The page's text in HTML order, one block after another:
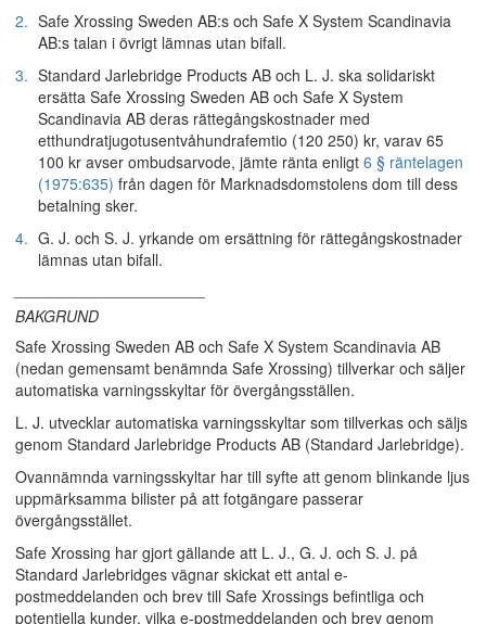
2. Safe Xrossing Sweden AB:s och Safe X System Scandinavia
AB:s talan i övrigt lämnas utan bifall.
3. Standard Jarlebridge Products AB och L. J. ska solidariskt
ersätta Safe Xrossing Sweden AB och Safe X System
Scandinavia AB deras rättegångskostnader med
etthundratjugotusentvåhundrafemtio (120 250) kr, varav 65
100 kr avser ombudsarvode, jämte ränta enligt 6 § räntelagen
(1975:635) från dagen för Marknadsdomstolens dom till dess
betalning sker.
4. G. J. och S. J. yrkande om ersättning för rättegångskostnader
lämnas utan bifall.
BAKGRUND
Safe Xrossing Sweden AB och Safe X System Scandinavia AB
(nedan gemensamt benämnda Safe Xrossing) tillverkar och säljer
automatiska varningsskyltar för övergångsställen.
L. J. utvecklar automatiska varningsskyltar som tillverkas och säljs
genom Standard Jarlebridge Products AB (Standard Jarlebridge).
Ovannämnda varningsskyltar har till syfte att genom blinkande ljus
uppmärksamma bilister på att fotgängare passerar
övergångsstället.
Safe Xrossing har gjort gällande att L. J., G. J. och S. J. på
Standard Jarlebridges vägnar skickat ett antal e-
postmeddelanden och brev till Safe Xrossings befintliga och
potentiella kunder, vilka e-postmeddelanden och brev genom